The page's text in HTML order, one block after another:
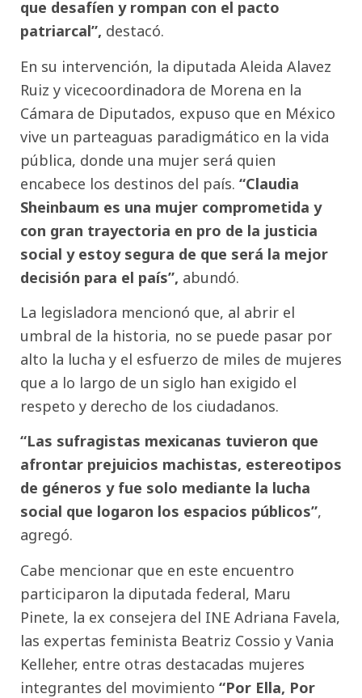
que desafíen y rompan con el pacto
patriarcal”, destacó.
En su intervención, la diputada Aleida Alavez
Ruiz y vicecoordinadora de Morena en la
Cámara de Diputados, expuso que en México
vive un parteaguas paradigmático en la vida
pública, donde una mujer será quien
encabece los destinos del país. “Claudia
Sheinbaum es una mujer comprometida y
con gran trayectoria en pro de la justicia
social y estoy segura de que será la mejor
decisión para el país”, abundó.
La legisladora mencionó que, al abrir el
umbral de la historia, no se puede pasar por
alto la lucha y el esfuerzo de miles de mujeres
que a lo largo de un siglo han exigido el
respeto y derecho de los ciudadanos.
“Las sufragistas mexicanas tuvieron que
afrontar prejuicios machistas, estereotipos
de géneros y fue solo mediante la lucha
social que logaron los espacios públicos”,
agregó.
Cabe mencionar que en este encuentro
participaron la diputada federal, Maru
Pinete, la ex consejera del INE Adriana Favela,
las expertas feminista Beatriz Cossio y Vania
Kelleher, entre otras destacadas mujeres
integrantes del movimiento “Por Ella, Por